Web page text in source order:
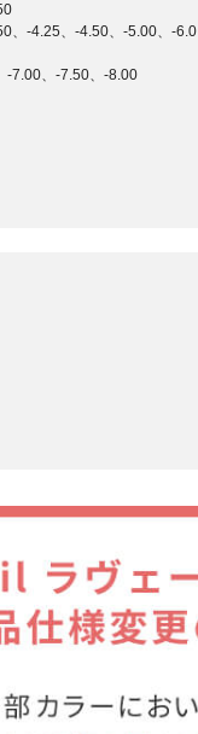
、-4.25、-4.50、-5.00、-6.0
-7.00、-7.50、-8.00